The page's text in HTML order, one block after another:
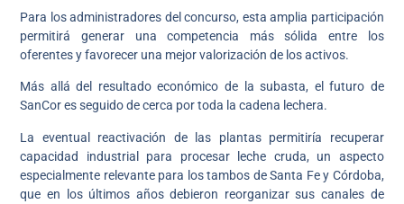
Para los administradores del concurso, esta amplia participación
permitirá generar una competencia más sólida entre los
oferentes y favorecer una mejor valorización de los activos.
Más allá del resultado económico de la subasta, el futuro de
SanCor es seguido de cerca por toda la cadena lechera.
La eventual reactivación de las plantas permitiría recuperar
capacidad industrial para procesar leche cruda, un aspecto
especialmente relevante para los tambos de Santa Fe y Córdoba,
que en los últimos años debieron reorganizar sus canales de